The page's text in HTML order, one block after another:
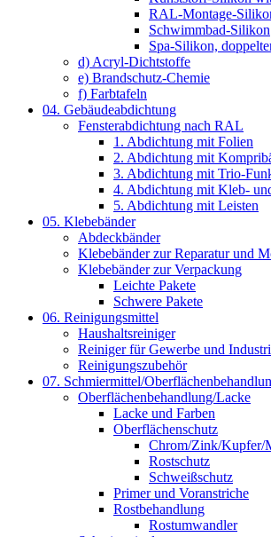
RAL-Montage-
Schwimmbad-Silikon
Spa-Silikon,
d) Acryl-Dichtstoffe
e) Brandschutz-Chemie
f) Farbtafeln
04. Gebäudeabdichtung
Fensterabdichtung nach RAL
1. Abdichtung mit Folien
2. Abdichtung mit
3. Abdichtung mit Trio-
4. Abdichtung mit Kleb-
5. Abdichtung mit Leisten
05. Klebebänder
Abdeckbänder
Klebebänder zur Reparatur und
Klebebänder zur Verpackung
Leichte Pakete
Schwere Pakete
06. Reinigungsmittel
Haushaltsreiniger
Reiniger für Gewerbe und
Reinigungszubehör
07. Schmiermittel/
Oberflächenbehandlung/Lacke
Lacke und Farben
Oberflächenschutz
Chrom/Zink/Kupfer/
Rostschutz
Schweißschutz
Primer und Voranstriche
Rostbehandlung
Rostumwandler